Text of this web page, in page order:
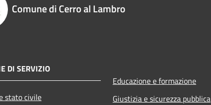
Comune di Cerro al Lambro
DI SERVIZIO
stato civile
Educazione e formazione
Giustizia e sicurezza pubblica